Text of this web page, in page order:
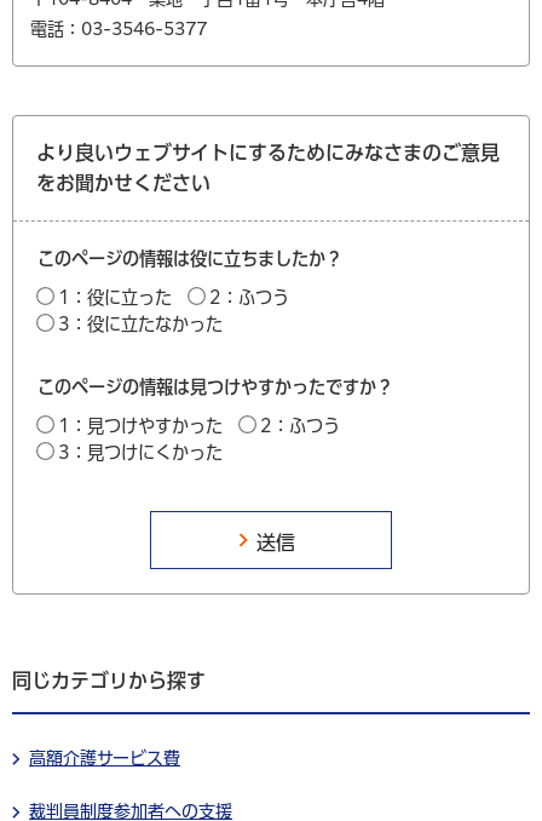
電話：03-3546-5377
より良いウェブサイトにするためにみなさまのご意見
をお聞かせください
このページの情報は役に立ちましたか？
1：役に立った
2：ふつう
3：役に立たなかった
このページの情報は見つけやすかったですか？
1：見つけやすかった
2：ふつう
3：見つけにくかった
同じカテゴリから探す
高額介護サービス費
裁判員制度参加者への支援